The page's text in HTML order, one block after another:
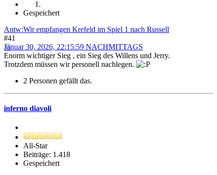
Gespeichert
Antw:Wir empfangen Krefeld im Spiel 1 nach Russell
#41
Januar 30, 2026, 22:15:59 NACHMITTAGS
Enorm wichtiger Sieg , ein Sieg des Willens und Jerry.
Trotzdem müssen wir personell nachlegen.
2 Personen gefällt das.
inferno diavoli
All-Star
Beiträge: 1.418
Gespeichert